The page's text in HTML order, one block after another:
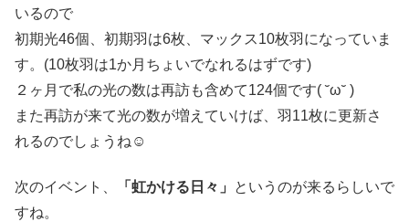
いるので
初期光46個、初期羽は6枚、マックス10枚羽になっていま
す。(10枚羽は1か月ちょいでなれるはずです)
２ヶ月で私の光の数は再訪も含めて124個です( ˘ω˘ )
また再訪が来て光の数が増えていけば、羽11枚に更新さ
れるのでしょうね☺
次のイベント、 「虹かける日々」
というのが来るらしいで
すね。